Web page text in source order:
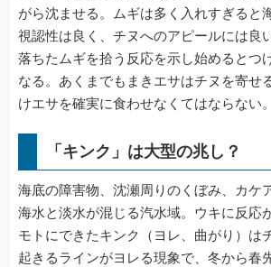
がら沈ませる。ムギは多く入れすぎると
視認性は良く、チヌへのアピールには良
落ちたムギを拾う反応を示し始めるとつ
なる。あくまでもまきエサはチヌを寄せ
けエサを確実に食わせなくてはならない。
「キンク」は大型の兆し？
海底の障害物、沈瀬周りのくぼみ、カケ
海水と淡水が混じる汽水域。ウキに反応
モトにできたキンク（ヨレ、曲がり）は
起きるラインがヨレる現象で、冬から春